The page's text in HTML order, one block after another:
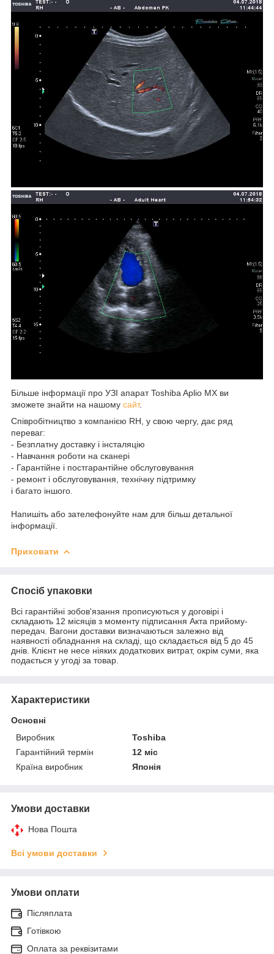
Більше інформації про УЗІ апарат Toshiba Aplio MX ви
зможете знайти на нашому сайт.
Співробітництво з компанією RH, у свою чергу, дає ряд
переваг:
- Безплатну доставку і інсталяцію
- Навчання роботи на сканері
- Гарантійне і постгарантійне обслуговування
- ремонт і обслуговування, технічну підтримку
і багато іншого.
Напишіть або зателефонуйте нам для більш детальної
інформації.
Приховати
Спосіб упаковки
Всі гарантійні зобов'язання прописуються у договірі і
складають 12 місяців з моменту підписання Акта прийому-
передач. Вагони доставки визначаються залежно від
наявності обладнання на складі, що складається від 5 до 45
днів. Клієнт не несе ніяких додаткових витрат, окрім суми, яка
подається у угоді за товар.
Характеристики
Основні
Виробник
Toshiba
Гарантійний термін
12 міс
Країна виробник
Японія
Умови доставки
Нова Пошта
Всі умови доставки
Умови оплати
Післяплата
Готівкою
Оплата за реквізитами